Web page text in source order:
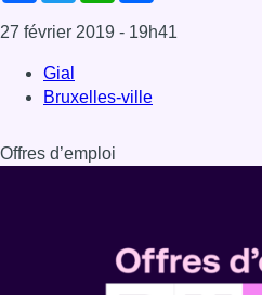
27 février 2019 - 19h41
Gial
Bruxelles-ville
Offres d’emploi